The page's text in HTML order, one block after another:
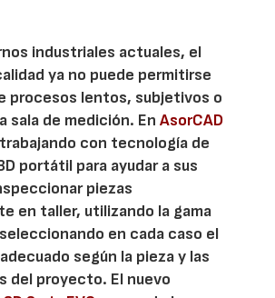
industriales actuales, el
ya no puede permitirse
procesos lentos, subjetivos o
sala de medición. EnAsorCAD
con tecnología de
portátil para ayudar a sus
piezas
en taller, utilizando la gama
en cada caso el
según la pieza y las
del proyecto. El nuevo